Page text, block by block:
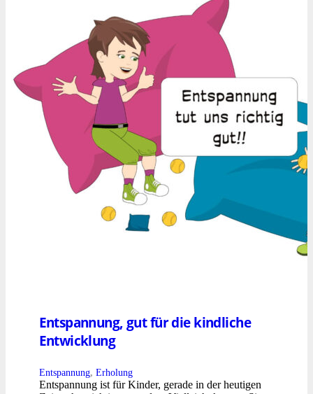
Entspannung, gut für die kindliche
Entwicklung
Entspannung, Erholung
Entspannung ist für Kinder, gerade in der heutigen